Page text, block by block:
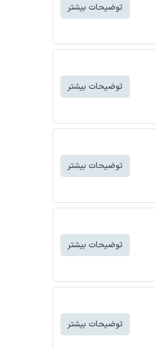
توضیحات بیشتر
توضیحات بیشتر
توضیحات بیشتر
توضیحات بیشتر
توضیحات بیشتر